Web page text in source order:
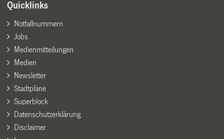
Quicklinks
Notfallnummern
Jobs
Medienmitteilungen
Medien
Newsletter
Stadtpläne
Superblock
Datenschutzerklärung
Disclaimer